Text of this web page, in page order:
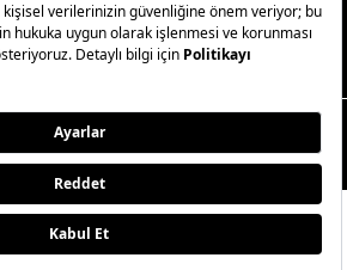
© 2023 Chef&Co